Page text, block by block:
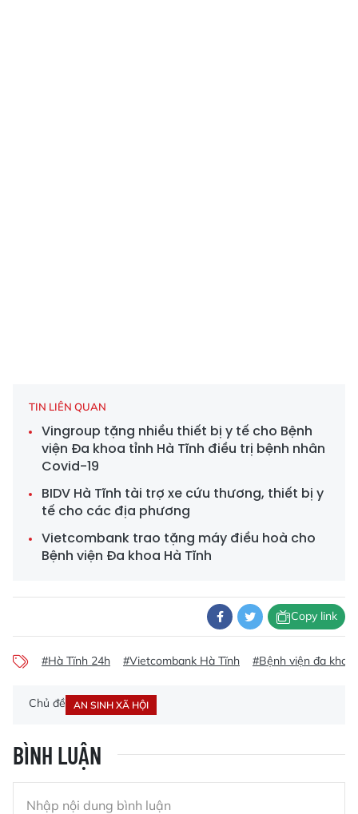
TIN LIÊN QUAN
Vingroup tặng nhiều thiết bị y tế cho Bệnh
viện Đa khoa tỉnh Hà Tĩnh điều trị bệnh nhân
Covid-19
BIDV Hà Tĩnh tài trợ xe cứu thương, thiết bị y
tế cho các địa phương
Vietcombank trao tặng máy điều hoà cho
Bệnh viện Đa khoa Hà Tĩnh
Copy link
#Hà Tĩnh 24h #Vietcombank Hà Tĩnh #Bệnh viện đa khoa
Chủ đề AN SINH XÃ HỘI
BÌNH LUẬN